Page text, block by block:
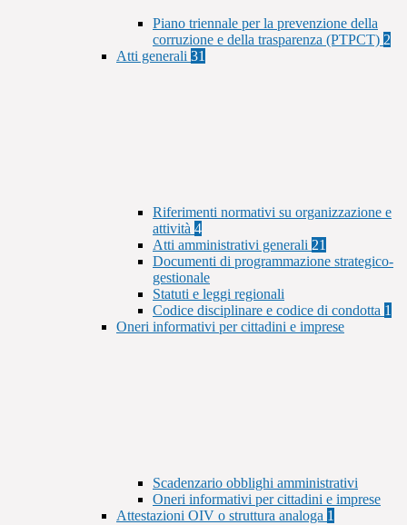
Piano triennale per la prevenzione della
corruzione e della trasparenza (PTPCT) 2
Atti generali 31
Riferimenti normativi su organizzazione e
attività 4
Atti amministrativi generali 21
Documenti di programmazione strategico-
gestionale
Statuti e leggi regionali
Codice disciplinare e codice di condotta 1
Oneri informativi per cittadini e imprese
Scadenzario obblighi amministrativi
Oneri informativi per cittadini e imprese
Attestazioni OIV o struttura analoga 1